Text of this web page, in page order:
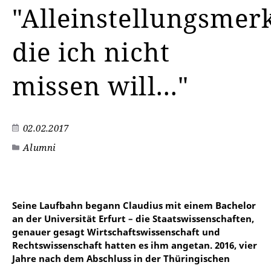
die ich nicht
missen will..."
02.02.2017
Alumni
Seine Laufbahn begann Claudius mit einem Bachelor
an der Universität Erfurt – die Staatswissenschaften,
genauer gesagt Wirtschaftswissenschaft und
Rechtswissenschaft hatten es ihm angetan. 2016, vier
Jahre nach dem Abschluss in der Thüringischen